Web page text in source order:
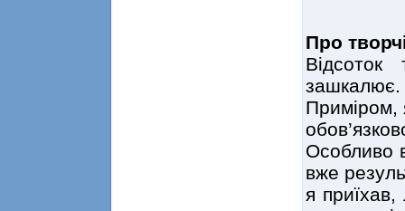
Про
Відсоток
Приміром,
Особливо
вже
я